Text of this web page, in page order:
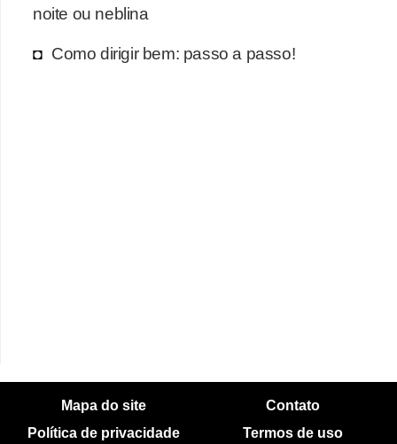
noite ou neblina
Como dirigir bem: passo a passo!
Mapa do site
Contato
Política de privacidade
Termos de uso